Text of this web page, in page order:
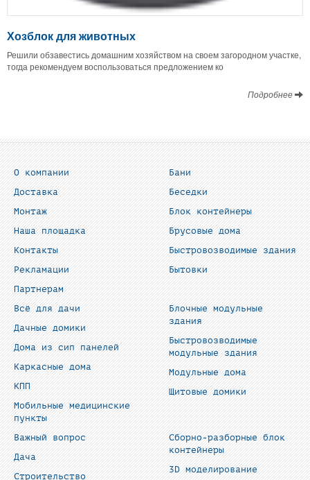
Хозблок для животных
Решили обзавестись домашним хозяйством на своем загородном участке,
тогда рекомендуем воспользоваться предложением ко
Подробнее
О компании
Доставка
Монтаж
Наша площадка
Контакты
Рекламации
Партнерам
Бани
Беседки
Блок контейнеры
Брусовые дома
Быстровозводимые здания
Бытовки
Всё для дачи
Дачные домики
Дома из сип панелей
Каркасные дома
КПП
Мобильные медицинские
пункты
Блочные модульные
здания
Быстровозводимые
модульные здания
Модульные дома
Щитовые домики
Важный вопрос
Дача
Строительство
Сборно-разборные блок
контейнеры
3D моделирование